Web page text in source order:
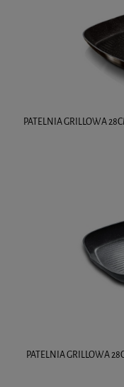
PATELNIA GRILLOWA
PATELNIA GRILLOWA